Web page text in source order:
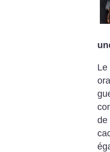
Le
de